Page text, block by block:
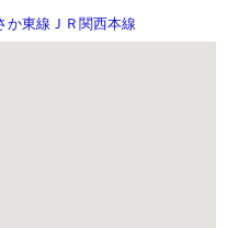
か東線 ＪＲ関西本線